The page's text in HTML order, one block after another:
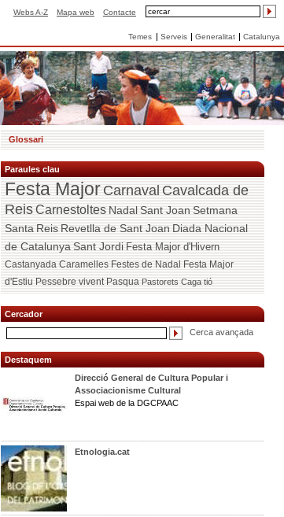
Webs A-Z Mapa web Contacte
Temes Serveis Generalitat Catalunya
Glossari
Paraules clau
Festa MajorCarnavalCavalcada de
ReisCarnestoltesNadalSant JoanSetmana
SantaReisRevetlla de Sant JoanDiada Nacional
de CatalunyaSant Jordi Festa Major d'Hivern
Castanyada Caramelles Festes de Nadal Festa Major
d'Estiu Pessebre vivent Pasqua Pastorets Caga tió
Cercador
Cerca avançada
Destaquem
Direcció General de Cultura Popular i
Associacionisme Cultural
Espai web de la DGCPAAC
Etnologia.cat